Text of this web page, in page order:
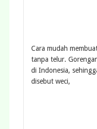
Cara mudah
tanpa telur.
di Indonesia,
disebut weci,